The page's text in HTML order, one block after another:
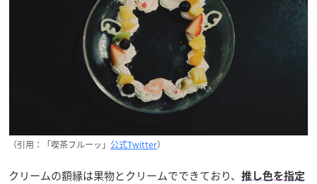
（引用：「喫茶フルーッ」 公式Twitter）
クリームの額縁は果物とクリームでできており、 推し色を指定